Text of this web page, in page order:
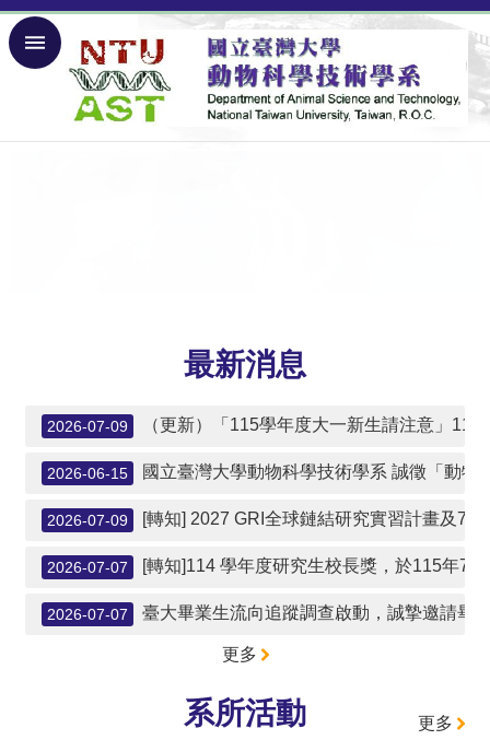
跳到主要內容區塊
English
關
於
本
系
最
新
消
最新消息
2026-07-09 （更新）「115學年度大一新生請注意」
2026-06-15 國立臺灣大學動物科學技術學系 誠徵「動
2026-07-09 [轉知] 2027 GRI全球鏈結研究實習計畫及7/
2026-07-07 [轉知]114 學年度研究生校長獎，於115年7
2026-07-07 臺大畢業生流向追蹤調查啟動，誠摯邀請畢
更多
系所活動 更多